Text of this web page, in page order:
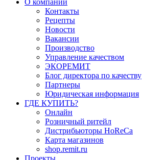
О компании
Контакты
Рецепты
Новости
Вакансии
Производство
Управление качеством
ЭКОРЕМИТ
Блог директора по качеству
Партнеры
Юридическая информация
ГДЕ КУПИТЬ?
Онлайн
Розничный ритейл
Дистрибьюторы HoReCa
Карта магазинов
shop.remit.ru
Проекты